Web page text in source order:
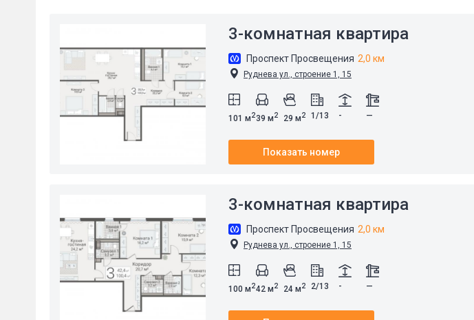
3-комнатная квартира
Проспект Просвещения 2,0 км
Руднева ул., строение 1, 15
101 м239 м2 29 м2 1/13 - —
Показать номер
3-комнатная квартира
Проспект Просвещения 2,0 км
Руднева ул., строение 1, 15
100 м242 м2 24 м2 2/13 - —